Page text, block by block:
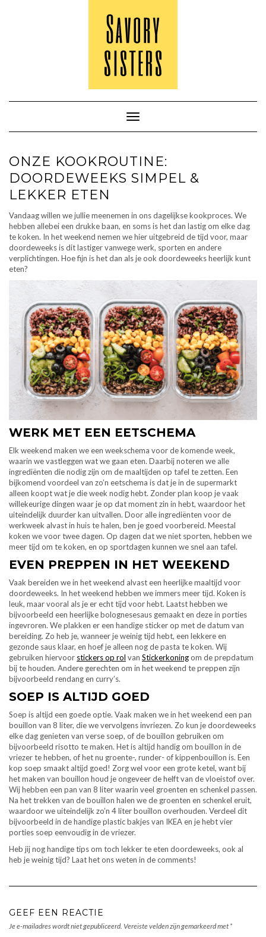
Toggle navigatie
ONZE KOOKROUTINE:
DOORDEWEEKS SIMPEL &
LEKKER ETEN
Vandaag willen we jullie meenemen in ons dagelijkse kookproces. We
hebben allebei een drukke baan, en soms is het dan lastig om elke dag
te koken. In het weekend nemen we hier uitgebreid de tijd voor, maar
doordeweeks is dit lastiger vanwege werk, sporten en andere
verplichtingen. Hoe fijn is het dan als je ook doordeweeks heerlijk kunt
eten?
WERK MET EEN EETSCHEMA
Elk weekend maken we een weekschema voor de komende week,
waarin we vastleggen wat we gaan eten. Daarbij noteren we alle
ingrediënten die nodig zijn om de maaltijden op tafel te zetten. Een
bijkomend voordeel van zo’n eetschema is dat je in de supermarkt
alleen koopt wat je die week nodig hebt. Zonder plan koop je vaak
willekeurige dingen waar je op dat moment zin in hebt, waardoor het
uiteindelijk duurder kan uitvallen. Door alle ingrediënten voor de
werkweek alvast in huis te halen, ben je goed voorbereid. Meestal
koken we voor twee dagen. Op dagen dat we niet sporten, hebben we
meer tijd om te koken, en op sportdagen kunnen we snel aan tafel.
EVEN PREPPEN IN HET WEEKEND
Vaak bereiden we in het weekend alvast een heerlijke maaltijd voor
doordeweeks. In het weekend hebben we immers meer tijd. Koken is
leuk, maar vooral als je er echt tijd voor hebt. Laatst hebben we
bijvoorbeeld een heerlijke bolognesesaus gemaakt en deze in porties
ingevroren. We plakken er een handige sticker op met de datum van
bereiding. Zo heb je, wanneer je weinig tijd hebt, een lekkere en
gezonde saus klaar, en hoef je alleen nog de pasta te koken. Wij
gebruiken hiervoor stickers op rol van Stickerkoningom de prepdatum
bij te houden. Andere gerechten om in het weekend te preppen zijn
bijvoorbeeld rendang en curry’s.
SOEP IS ALTIJD GOED
Soep is altijd een goede optie. Vaak maken we in het weekend een pan
bouillon van 8 liter, die we vervolgens invriezen. Zo kun je doordeweeks
elke dag genieten van verse soep, of de bouillon gebruiken om
bijvoorbeeld risotto te maken. Het is altijd handig om bouillon in de
vriezer te hebben, of het nu groente-, runder- of kippenbouillon is. Een
kop soep smaakt altijd goed! Zorg wel voor een grote ketel, want bij
het maken van bouillon houd je ongeveer de helft van de vloeistof over.
Wij hebben een pan van 8 liter waarin veel groenten en schenkel passen.
Na het trekken van de bouillon halen we de groenten en schenkel eruit,
waardoor we uiteindelijk zo’n 4 liter bouillon overhouden. Verdeel dit
bijvoorbeeld in de handige plastic bakjes van IKEA en je hebt vier
porties soep eenvoudig in de vriezer.
Heb jij nog handige tips om toch lekker te eten doordeweeks, ook al
heb je weinig tijd? Laat het ons weten in de comments!
GEEF EEN REACTIE
Je e-mailadres wordt niet gepubliceerd. Vereiste velden zijn gemarkeerd met *